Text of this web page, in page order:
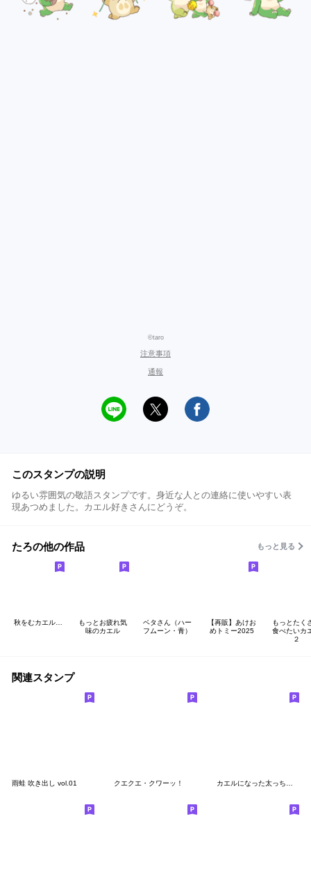
©taro
注意事項
通報
このスタンプの説明
ゆるい雰囲気の敬語スタンプです。身近な人との連絡に使いやすい表
現あつめました。カエル好きさんにどうぞ。
たろの他の作品 もっと見る
秋をむカエル…
もっとお疲れ気
味のカエル
ベタさん（ハー
フムーン・青）
【再販】あけお
めトミー2025
もっとたく
食べたいカ
２
関連スタンプ
雨蛙 吹き出し vol.01 クエクエ・クワーッ！ カエルになった太っちょ柴犬